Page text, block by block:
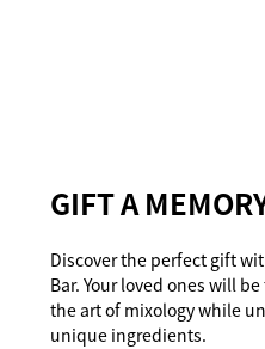
GIFT A
Discover the perfect gift
Bar. Your loved ones will
the art of mixology while
unique ingredients.